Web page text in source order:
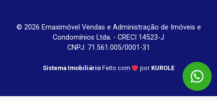
© 2026 Emaximóvel Vendas e Administração de Imóveis e
Condomínios Ltda. - CRECI 14523-J
CNPJ: 71.561.005/0001-31
Sistema Imobiliário Feito com por KUROLE